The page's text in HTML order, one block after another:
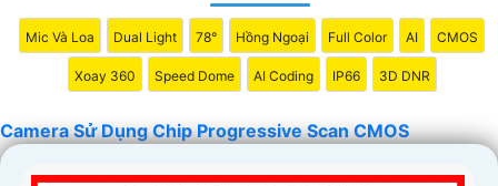
Mic Và Loa Dual Light 78° Hồng Ngoại Full Color AI CMOS
Xoay 360 Speed Dome AI Coding IP66 3D DNR
Camera Sử Dụng Chip Progressive Scan CMOS